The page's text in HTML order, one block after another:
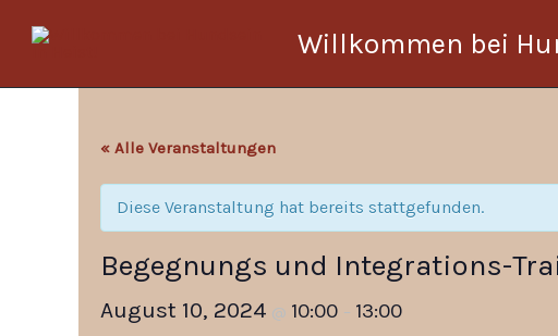
Inhalt
Willkommen bei
« Alle Veranstaltungen
Diese Veranstaltung hat bereits stattgefunden.
Begegnungs und Integrations-
August 10, 2024 @ 10:00 – 13:00